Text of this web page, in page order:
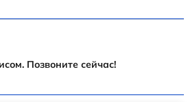
Позвоните сейчас!